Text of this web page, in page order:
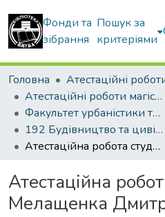
Фонди та
зібрання
Пошук за
критеріями
Головна
Атестаційні роботи магістрів
Факультет урбаністики та просторового планування
192 Будівництво та цивільна інженерія. Міське будівництво та господарство
Атестаційна робота студента Мелащенка Дмитра Дмитровича
Атестаційна
Мелащенка